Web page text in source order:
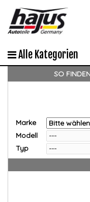
Alle Kategorien
SO
Marke
Modell
Typ